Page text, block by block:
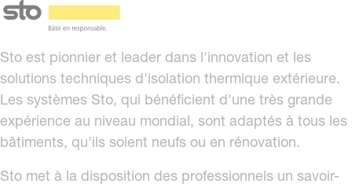
Sto est pionnier et leader dans l'innovation et les
solutions techniques d'isolation thermique extérieure.
Les systèmes Sto, qui bénéficient d'une très grande
expérience au niveau mondial, sont adaptés à tous les
bâtiments, qu'ils soient neufs ou en rénovation.
Sto met à la disposition des professionnels un savoir-